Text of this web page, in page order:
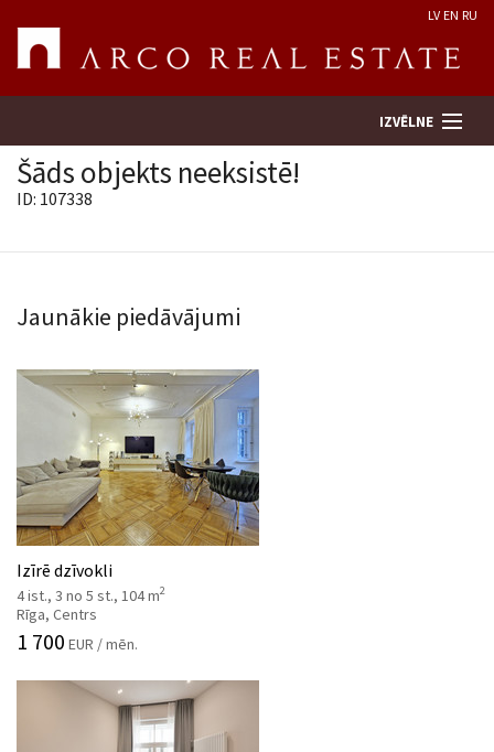
LV EN RU
IZVĒLNE
Uzņēmums
Pakalpojumi
Kontakti
Šāds objekts neeksistē!
ID: 107338
Jaunākie piedāvājumi
Izīrē dzīvokli
4 ist., 3 no 5 st., 104 m2
Rīga, Centrs
1 700 EUR / mēn.